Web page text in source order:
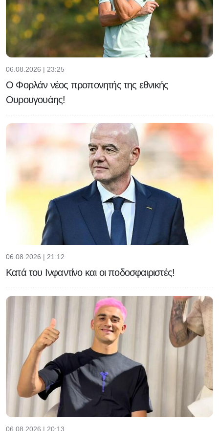
06.08.2026 | 23:25
Ο Φορλάν νέος προπονητής της εθνικής
Ουρουγουάης!
06.08.2026 | 21:12
Κατά του Ινφαντίνο και οι ποδοσφαιριστές!
06.08.2026 | 20:13